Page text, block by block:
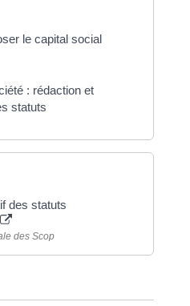
le capital social
: rédaction et
statuts
des statuts
des Scop